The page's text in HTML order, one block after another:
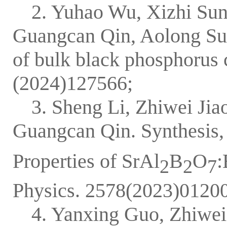
2. Yuhao Wu, Xizhi
Guangcan Qin, Aolong
of bulk black
(2024)127566;
3. Sheng Li, Zhiwei
Guangcan Qin.
Properties of SrAl2B2O7
Physics.
4. Yanxing Guo,